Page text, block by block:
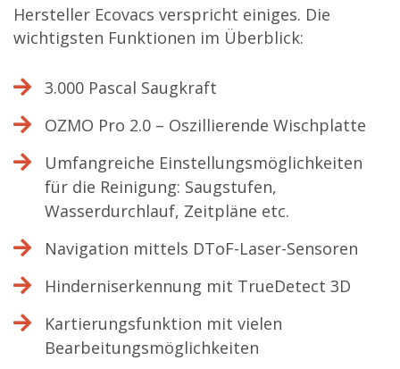
Hersteller Ecovacs verspricht einiges. Die
wichtigsten Funktionen im Überblick:
3.000 Pascal Saugkraft
OZMO Pro 2.0 – Oszillierende Wischplatte
Umfangreiche Einstellungsmöglichkeiten
für die Reinigung: Saugstufen,
Wasserdurchlauf, Zeitpläne etc.
Navigation mittels DToF-Laser-Sensoren
Hinderniserkennung mit TrueDetect 3D
Kartierungsfunktion mit vielen
Bearbeitungsmöglichkeiten